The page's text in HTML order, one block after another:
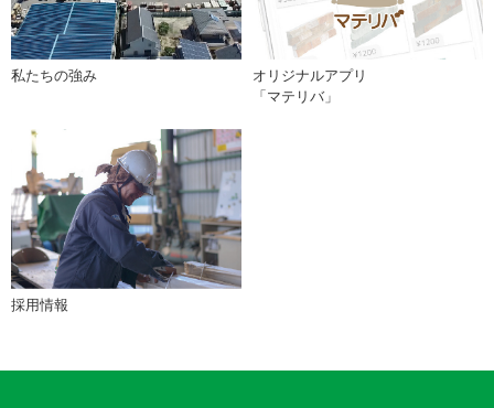
私たちの強み
オリジナルアプリ
「マテリバ」
採用情報